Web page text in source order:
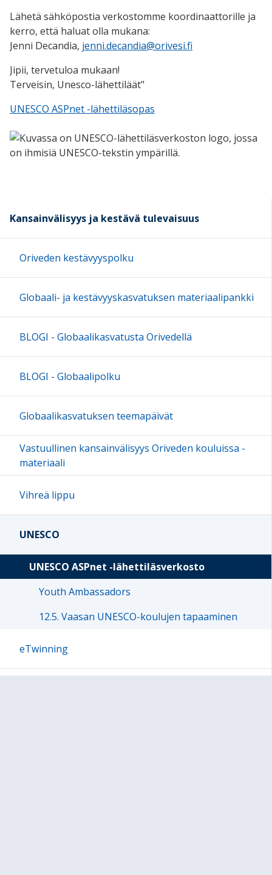
Lähetä sähköpostia verkostomme koordinaattorille ja
kerro, että haluat olla mukana:
Jenni Decandia, jenni.decandia@orivesi.fi
Jipii, tervetuloa mukaan!
Terveisin, Unesco-lähettiläät"
UNESCO ASPnet -lähettiläsopas
Kansainvälisyys ja kestävä tulevaisuus
Oriveden kestävyyspolku
Globaali- ja kestävyyskasvatuksen materiaalipankki
BLOGI - Globaalikasvatusta Orivedellä
BLOGI - Globaalipolku
Globaalikasvatuksen teemapäivät
Vastuullinen kansainvälisyys Oriveden kouluissa -
materiaali
Vihreä lippu
UNESCO
UNESCO ASPnet -lähettiläsverkosto
Youth Ambassadors
12.5. Vaasan UNESCO-koulujen tapaaminen
eTwinning